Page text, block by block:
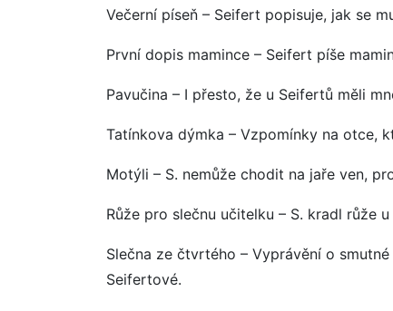
Večerní píseň – Seifert popisuje, jak se
První dopis mamince – Seifert píše
Pavučina – I přesto, že u Seifertů měli
Tatínkova dýmka – Vzpomínky na otce,
Motýli – S. nemůže chodit na jaře ven,
Růže pro slečnu učitelku – S. kradl růže
Slečna ze čtvrtého – Vyprávění o
Seifertové.